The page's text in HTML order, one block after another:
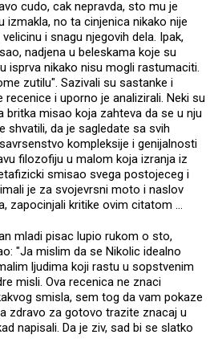
cudo, cak nepravda, sto mu je
izmakla, no ta cinjenica nikako nije
i snagu njegovih dela. Ipak,
nadjena u beleskama koje su
isprva nikako nisu mogli rastumaciti.
zutilu". Sazivali su sastanke i
i uporno je analizirali. Neki su
misao koja zahteva da se u nju
shvatili, da je sagledate sa svih
kompleksije i genijalnosti
filozofiju u malom koja izranja iz
smisao svega postojeceg i
je za svojevrsni moto i naslov
zapocinjali kritike ovim citatom ...
mladi pisac lupio rukom o sto,
"Ja mislim da se Nikolic idealno
ljudima koji rastu u sopstvenim
misli. Ova recenica ne znaci
smisla, sem tog da vam pokaze
zdravo za gotovo trazite znacaj u
napisali. Da je ziv, sad bi se slatko